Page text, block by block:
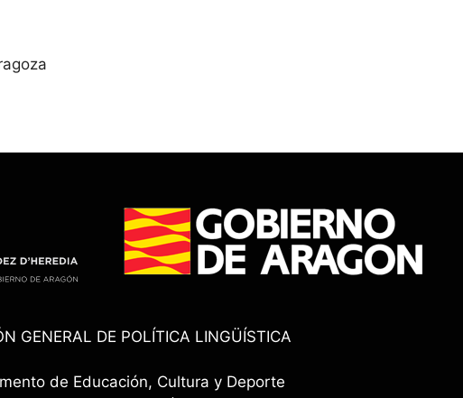
GENERAL DE POLÍTICA LINGÜÍSTICA
de Educación, Cultura y Deporte